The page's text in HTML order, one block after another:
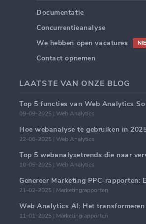
Documentatie
Concurrentieanalyse
We hebben open vacatures
Contact opnemen
LAATSTE VAN ONZE BLOG
Top 5 functies van Web Analytics
09-09-2025 | Web Analytics
Hoe webanalyse te gebruiken in
22-06-2025 | Web Analytics
10-05-2025 | Web Analytics
21-02-2025 | Marketingrapporten
11-01-2025 | Marketingrapporten